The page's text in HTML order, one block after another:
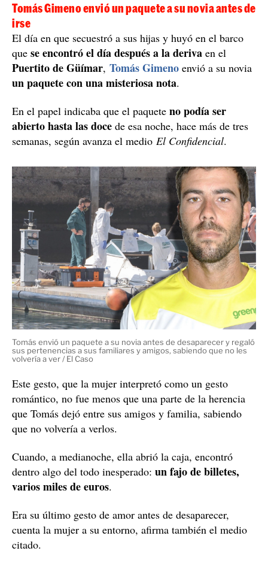
Tomás Gimeno envió un paquete a su novia antes de
irse
El día en que secuestró a sus hijas y huyó en el barco
que se encontró el día después a la deriva en el
Puertito de Güímar, Tomás Gimeno envió a su novia
un paquete con una misteriosa nota.
En el papel indicaba que el paquete no podía ser
abierto hasta las doce de esa noche, hace más de tres
semanas, según avanza el medio El Confidencial.
Tomás envió un paquete a su novia antes de desaparecer y regaló
sus pertenencias a sus familiares y amigos, sabiendo que no les
volvería a ver / El Caso
Este gesto, que la mujer interpretó como un gesto
romántico, no fue menos que una parte de la herencia
que Tomás dejó entre sus amigos y familia, sabiendo
que no volvería a verlos.
Cuando, a medianoche, ella abrió la caja, encontró
dentro algo del todo inesperado: un fajo de billetes,
varios miles de euros.
Era su último gesto de amor antes de desaparecer,
cuenta la mujer a su entorno, afirma también el medio
citado.